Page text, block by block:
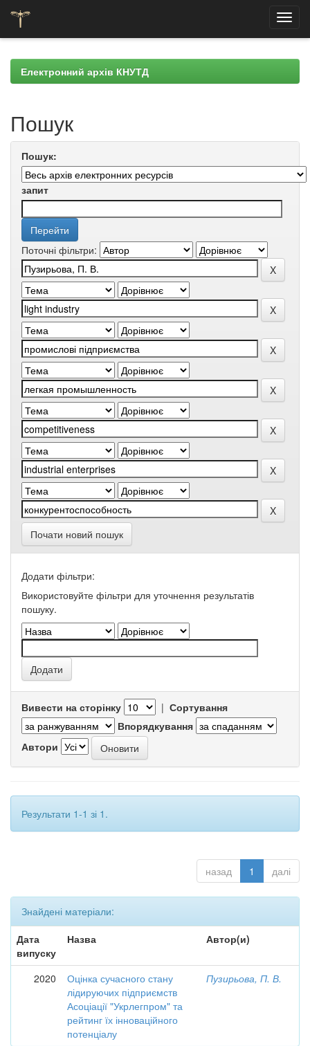
navigationЕлектронний архів КНУТД
Пошук
Пошук:
запит
Поточні фільтри:
Почати новий пошук
Додати фільтри:
Використовуйте фільтри для уточнення результатів
пошуку.
Вивести на сторінку | Сортування
Впорядкування
Автори
Результати 1-1 зі 1.
назад 1 далі
Знайдені матеріали:
Дата
випуску
Назва Автор(и)
2020
Оцінка сучасного стану
лідируючих підприємств
Асоціації "Укрлегпром" та
рейтинг їх інноваційного
потенціалу
Пузирьова, П. В.